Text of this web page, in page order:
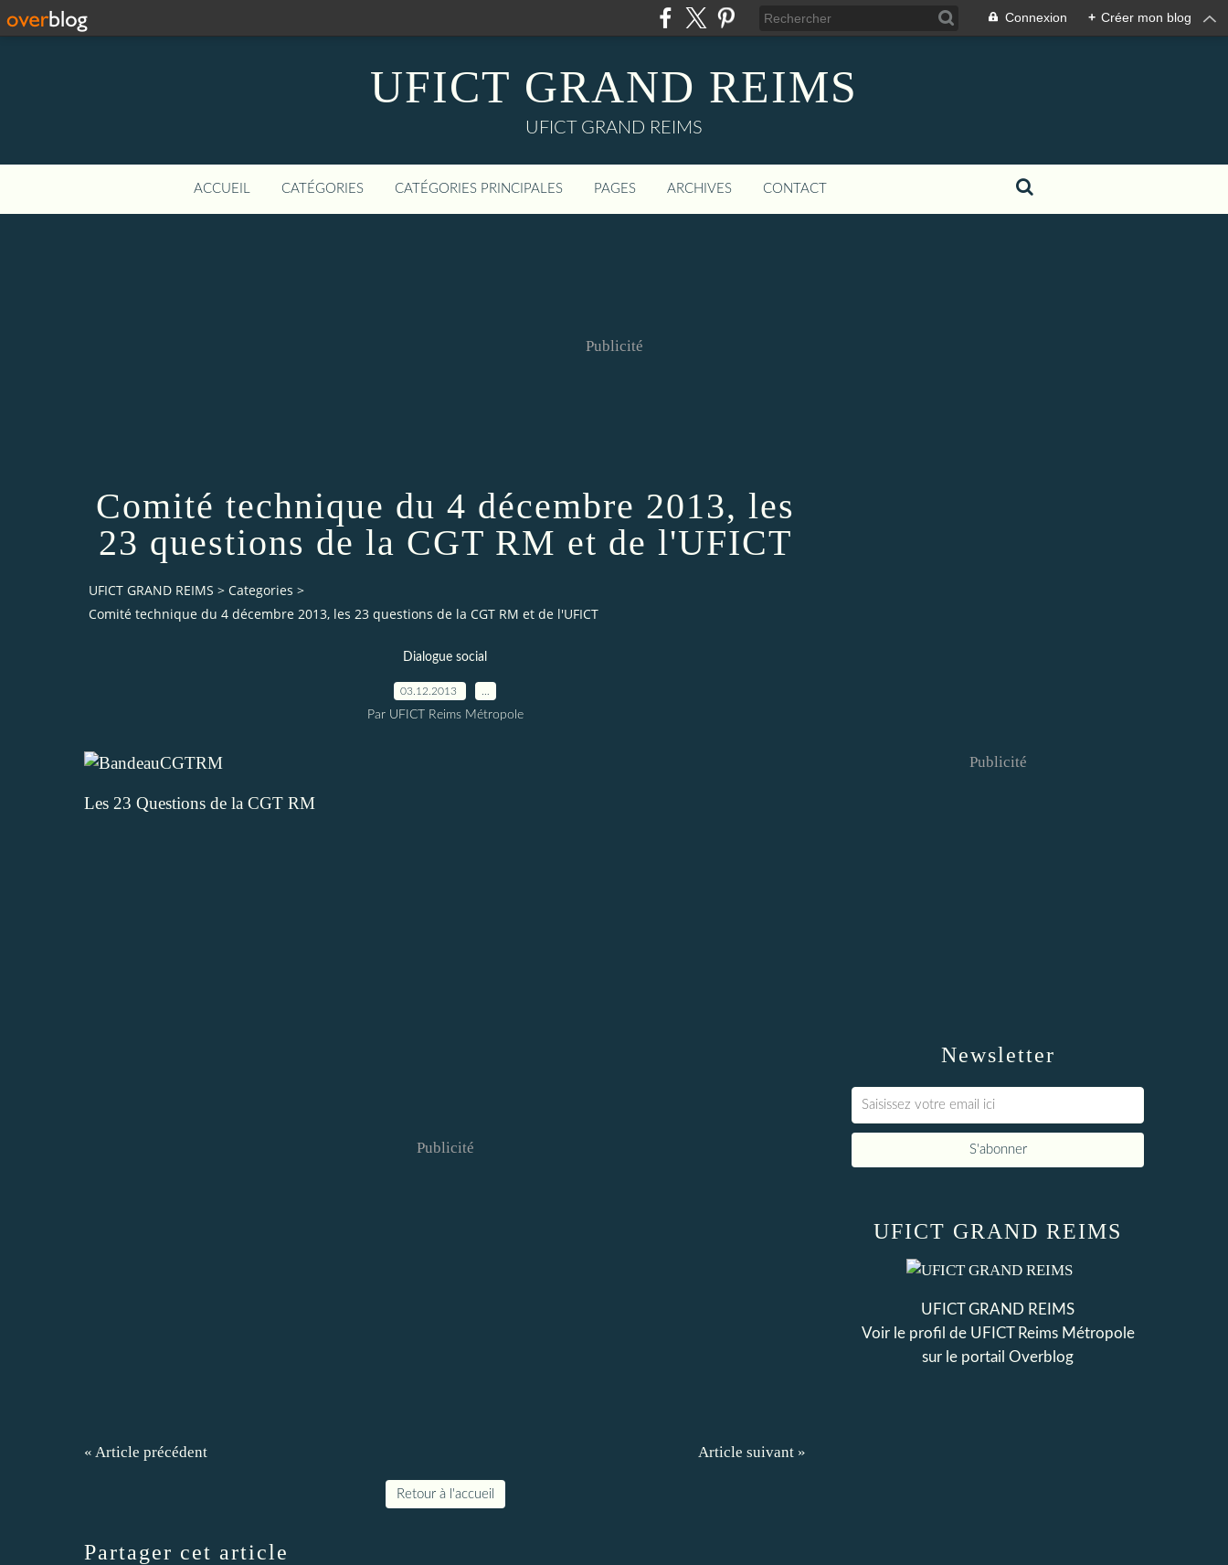
Connexion + Créer mon blog
UFICT GRAND REIMS
UFICT GRAND REIMS
ACCUEIL CATÉGORIES CATÉGORIES PRINCIPALES PAGES ARCHIVES CONTACT
Publicité
Comité technique du 4 décembre 2013, les
23 questions de la CGT RM et de l'UFICT
UFICT GRAND REIMS > Categories >
Comité technique du 4 décembre 2013, les 23 questions de la CGT RM et de l'UFICT
Dialogue social
03.12.2013
Par UFICT Reims Métropole
Les 23 Questions de la CGT RM
Publicité
« Article précédent Article suivant »
Retour à l'accueil
Partager cet article
Newsletter
Publicité
UFICT GRAND REIMS
UFICT GRAND REIMS
Voir le profil de UFICT Reims Métropole
sur le portail Overblog